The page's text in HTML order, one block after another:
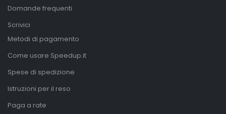
Domande frequenti
Scrivici
Metodi di pagamento
Come usare Speedup.it
Spese di spedizione
Istruzioni per il reso
Paga a rate